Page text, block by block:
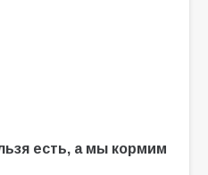
есть, а мы кормим